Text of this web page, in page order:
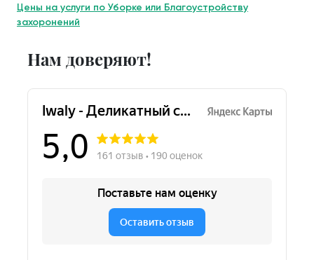
Цены на услуги по Уборке или Благоустройству
захоронений
Нам доверяют!